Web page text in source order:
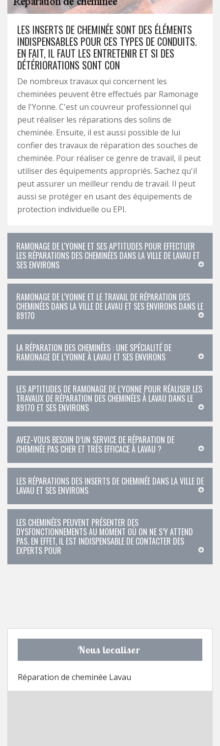
LES INSERTS DE CHEMINÉE SONT DES ÉLÉMENTS
INDISPENSABLES POUR CES TYPES DE CONDUITS.
EN FAIT, IL FAUT LES ENTRETENIR ET SI DES
DÉTÉRIORATIONS SONT CON
De nombreux travaux qui concernent les
cheminées peuvent être effectués par Ramonage
de l'Yonne. C'est un couvreur professionnel qui
peut réaliser les réparations des solins de
cheminée. Ensuite, il est aussi possible de lui
confier des travaux de réparation des souches de
cheminée. Pour réaliser ce genre de travail, il peut
utiliser des équipements appropriés. Sachez qu'il
peut assurer un meilleur rendu de travail. Il peut
aussi se protéger en usant des équipements de
protection individuelle ou EPI.
RAMONAGE DE L'YONNE ET SES APTITUDES POUR EFFECTUER
LES RÉPARATIONS DES CHEMINÉES DANS LA VILLE DE LAVAU ET
SES ENVIRONS
RAMONAGE DE L'YONNE ET LE TRAVAIL DE RÉPARATION DES
CHEMINÉES DANS LA VILLE DE LAVAU ET SES ENVIRONS DANS LE
89170
LA RÉPARATION DES CHEMINÉES : UNE SPÉCIALITÉ DE
RAMONAGE DE L'YONNE À LAVAU ET SES ENVIRONS
LES APTITUDES DE RAMONAGE DE L'YONNE POUR RÉALISER LES
TRAVAUX DE RÉPARATION DES CHEMINÉES À LAVAU DANS LE
89170 ET SES ENVIRONS
AVEZ-VOUS BESOIN D’UN SERVICE DE RÉPARATION DE
CHEMINÉE PAS CHER ET TRÈS EFFICACE À LAVAU ?
LES RÉPARATIONS DES INSERTS DE CHEMINÉE DANS LA VILLE DE
LAVAU ET SES ENVIRONS
LES CHEMINÉES PEUVENT PRÉSENTER DES
DYSFONCTIONNEMENTS AU MOMENT OÙ ON NE S’Y ATTEND
PAS. EN EFFET, IL EST INDISPENSABLE DE CONTACTER DES
EXPERTS POUR
Nous localiser
Réparation de cheminée Lavau